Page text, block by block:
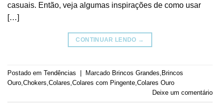
casuais. Então, veja algumas inspirações de como usar
[…]
CONTINUAR LENDO →
Postado em Tendências Marcado Brincos Grandes, Brincos
Ouro,Chokers,Colares,Colares com Pingente,Colares Ouro
Deixe um comentário